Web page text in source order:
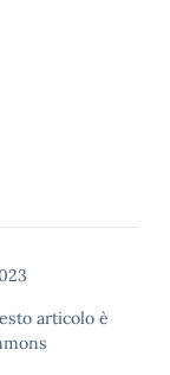
articolo è